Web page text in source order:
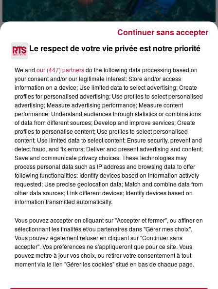
HÉRAULT, PYRÉNÉES-ORIENTALES : TROIS
SPOTS DE SNORKELING À EXPLORER...
Pas besoin de bouteilles de plongée lourdes ni de diplômes
complexes pour observer la vie sous-marine. Cet été, un
masque, un tuba et une paire de palmes...
3 août 2026
SOIRÉE DJ PLAYA
Le respect de votre vie privée est notre priorité
We and our (447) partnersdo the following data processing based on
your consent and/or our legitimate interest: Store and/or access
information on a device; Use limited data to select advertising; Create
profiles for personalised advertising; Use profiles to select personalised
advertising; Measure advertising performance; Measure content
performance; Understand audiences through statistics or combinations
of data from different sources; Develop and improve services; Create
profiles to personalise content; Use profiles to select personalised
content; Use limited data to select content; Ensure security, prevent and
detect fraud, and fix errors; Deliver and present advertising and content;
Save and communicate privacy choices. These technologies may
process personal data such as IP address and browsing data to offer
following functionalities: Identify devices based on information actively
requested; Use precise geolocation data; Match and combine data from
other data sources; Link different devices; Identify devices based on
information transmitted automatically.
Vous pouvez accepter en cliquant sur "Accepter et fermer", ou affiner en
sélectionnant les finalités et/ou partenaires dans "Gérer mes choix".
Vous pouvez également refuser en cliquant sur "Continuer sans
accepter". Vos préférences ne s'appliqueront que pour ce site. Vous
pouvez mettre à jour vos choix, ou retirer votre consentement à tout
moment via le lien "Gérer les cookies" situé en bas de chaque page.
Continuer sans accepter